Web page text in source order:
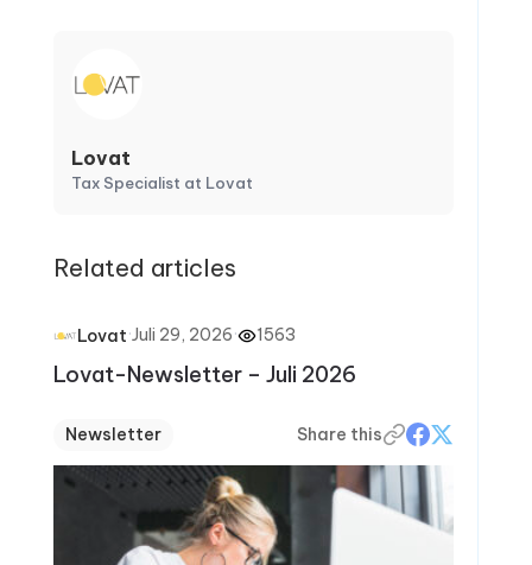
Lovat
Tax Specialist at Lovat
Related articles
Lovat·Juli 29, 2026· 1563
Lovat-Newsletter – Juli 2026
Newsletter Share this